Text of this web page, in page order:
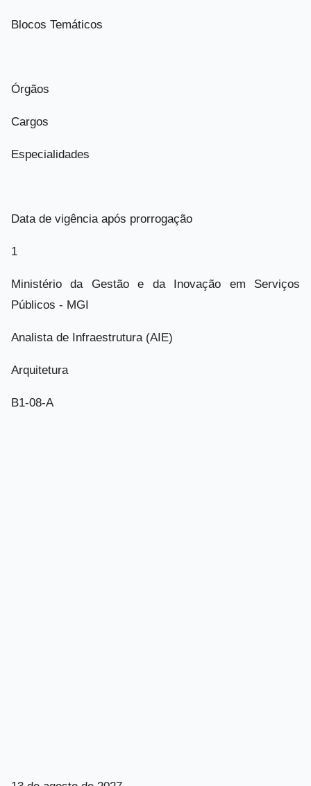
Blocos Temáticos
Órgãos
Cargos
Especialidades
Data de vigência após prorrogação
1
Ministério da Gestão e da Inovação em Serviços
Públicos - MGI
Analista de Infraestrutura (AIE)
Arquitetura
B1-08-A